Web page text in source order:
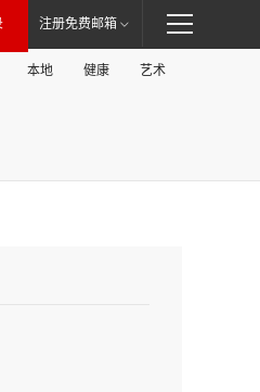
注册免费邮箱
本地 健康 艺术